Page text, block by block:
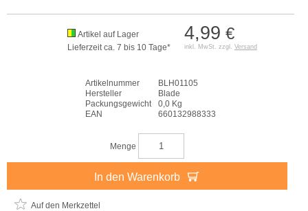
4,99 €
inkl. MwSt. zzgl. Versand
Artikel auf Lager
Lieferzeit ca. 7 bis 10 Tage*
Artikelnummer
BLH01105
Hersteller
Blade
Packungsgewicht
0,0 Kg
EAN
660132988333
Menge
In den Warenkorb
Auf den Merkzettel